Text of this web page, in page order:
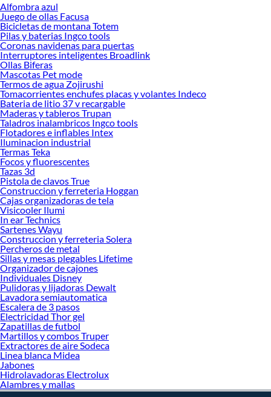
recicladas para quienes buscan sostenibilidad, y papeles especiales para trabajos
creativos. Los papeles también se presentan en tonos clásicos como blanco y
marfil, así como en colores vivos que aportan personalidad a tus proyectos. Esta
diversidad permite elegir según el objetivo, el estilo y el tipo de presentación que
deseas lograr.
Para tomar una decisión acertada, es importante considerar el uso que le darás
al papel, el tipo de impresión que necesitas y el acabado que buscas. Algunos
modelos están pensados para impresiones de alta resolución, otros para
escritura manual o trabajos escolares. Esta variedad te permite comparar y elegir
con confianza, asegurando que el papel se adapte a tus necesidades específicas.
Descubre cuál se adapta mejor a ti y conoce más sobre sus beneficios
explorando nuestras colecciones disponibles.
Calculadoras
Humidificadores
Corral de Bebé
Mecedoras para bebés
Sillas de Comer
Pinturas Acrílicas y Acuarelas
Baño bebé
Cuna Colecho
Rodilleras
Muñequeras para rehabilitación
Calculadoras Casio
Cunas Moisés
Pistola de Silicona
Casas de juego y carpas
Tobilleras
Toboganes, Columpios y Sube y baja
Baño de Entrenamiento
Cunas
Loncheras térmicas
Papeles
Cojines maternales
Inflables
Alfombra azul
Juego de ollas Facusa
Bicicletas de montana Totem
Pilas y baterias Ingco tools
Coronas navidenas para puertas
Interruptores inteligentes Broadlink
Ollas Biferas
Mascotas Pet mode
Termos de agua Zojirushi
Tomacorrientes enchufes placas y volantes Indeco
Bateria de litio 37 v recargable
Maderas y tableros Trupan
Taladros inalambricos Ingco tools
Flotadores e inflables Intex
Iluminacion industrial
Termas Teka
Focos y fluorescentes
Tazas 3d
Pistola de clavos True
Construccion y ferreteria Hoggan
Cajas organizadoras de tela
Visicooler Ilumi
In ear Technics
Sartenes Wayu
Construccion y ferreteria Solera
Percheros de metal
Sillas y mesas plegables Lifetime
Organizador de cajones
Individuales Disney
Pulidoras y lijadoras Dewalt
Lavadora semiautomatica
Escalera de 3 pasos
Electricidad Thor gel
Zapatillas de futbol
Martillos y combos Truper
Extractores de aire Sodeca
Linea blanca Midea
Jabones
Hidrolavadoras Electrolux
Alambres y mallas